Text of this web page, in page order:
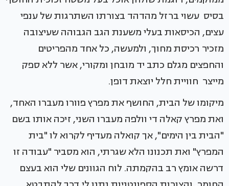
בסיס עשוי ברזל מהדהד בצורתו השתרגות של ענפי
עצים, הכיסאות בעלי משענת הגב הגבוהה שעיצובה
מזכיר רכיסת מחוך, ולמעשה, כל אחד מהפריטים
והחפצים מגלם כתב יד מובחן ומקורי, אשר ללא ספק
מייצר חוויית חלל יוצאת דופן.
מיקומו של הבית, החושף את מפרץ פוורו מעברו האחד,
ואת מפרץ קאלה די וולפה מעברו השני, זיכה אותו בשם
"הבית בין הימים", אך קואלה מעדיף לקרוא לו "בית
המפרץ" ואת תכנונו הלא שגרתי, הוא מסביר "עבודה זו
דרשה אומץ רב בהקמתה. לוח הגוונים שלי הוא בעצם